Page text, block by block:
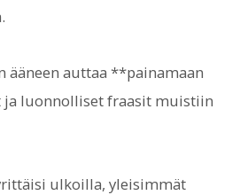
ääneen auttaa **painamaan
ja luonnolliset fraasit muistiin
ulkoilla, yleisimmät